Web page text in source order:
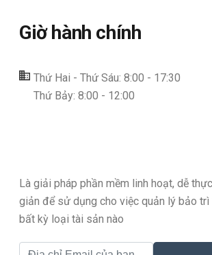
Giờ hành chính
Thứ Hai - Thứ Sáu: 8:00 - 17:30
Thứ Bảy: 8:00 - 12:00
Là giải pháp phần mềm linh hoạt, dễ
giản để sử dụng cho việc quản lý bảo
bất kỳ loại tài sản nào